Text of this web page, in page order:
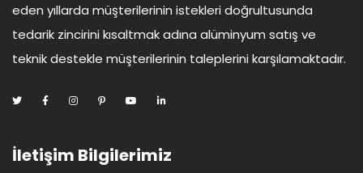
eden yıllarda müşterilerinin istekleri doğrultusunda
tedarik zincirini kısaltmak adına alüminyum satış ve
teknik destekle müşterilerinin taleplerini karşılamaktadır.
İletişim Bilgilerimiz